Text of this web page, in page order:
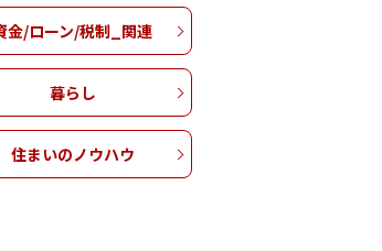
金/ローン/税制_関連
暮らし
住まいのノウハウ